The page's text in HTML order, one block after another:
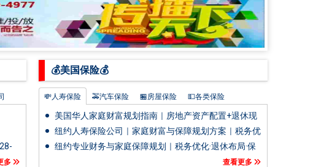
多
💰美国保险💰
💸人寿保险 🚕汽车保险 🏪房屋保险
💵各类保险
🪪健康医疗保险
⛑️商业保险 🪙收入补偿保险
💶定期保险
📔攻略百科知识大全📔
🎩犹太人的经商智慧
🔯星云大师点智慧
美国华人家庭财富规划指南｜房地产资产配置+退休现
金流规划+税务优化策略｜提前布局财富管理，让资产
保值增值并实现长期传承
纽约人寿保险公司｜家庭财富与保障规划方案｜税务优
化·退休规划·教育金·资产传承｜一站式保险与理财服务
｜为爱与责任提供长期守护
纽约专业财务与家庭保障规划｜税务优化·退休布局·保
险配置·教育金策略｜一站式财富管理与福利申请服务
查看更多